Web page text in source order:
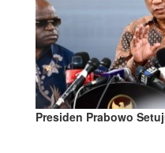
Presiden Prabowo